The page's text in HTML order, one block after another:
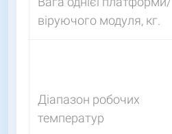
віруючого модуля, кг.
Діапазон робочих
температур